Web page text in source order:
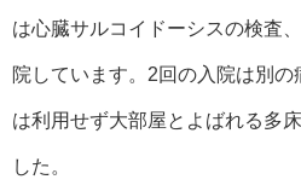
は心臓サルコイドーシスの検査
院しています。2回の入院は別
は利用せず大部屋とよばれる多
した。